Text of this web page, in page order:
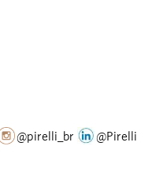
@pirelli_br @Pirelli